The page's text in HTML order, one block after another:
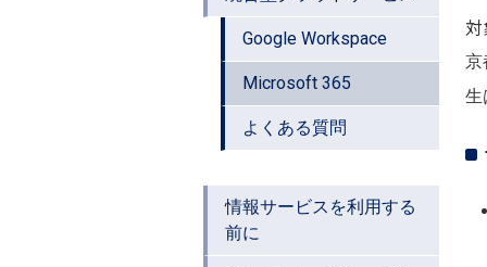
Google Workspace
Microsoft 365
よくある質問
情報サービスを利用する
前に
京
生